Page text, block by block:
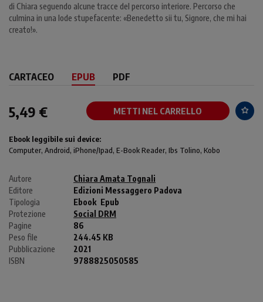
di Chiara seguendo alcune tracce del percorso interiore. Percorso che
culmina in una lode stupefacente: «Benedetto sii tu, Signore, che mi hai
creato!».
CARTACEO EPUB PDF
5,49 € METTI NEL CARRELLO
Ebook leggibile sui device:
Computer, Android, iPhone/Ipad, E-Book Reader, Ibs Tolino, Kobo
Autore
Chiara Amata Tognali
Editore
Edizioni Messaggero Padova
Tipologia
Ebook Epub
Protezione
Social DRM
Pagine
86
Peso file
244.45 KB
Pubblicazione
2021
ISBN
9788825050585